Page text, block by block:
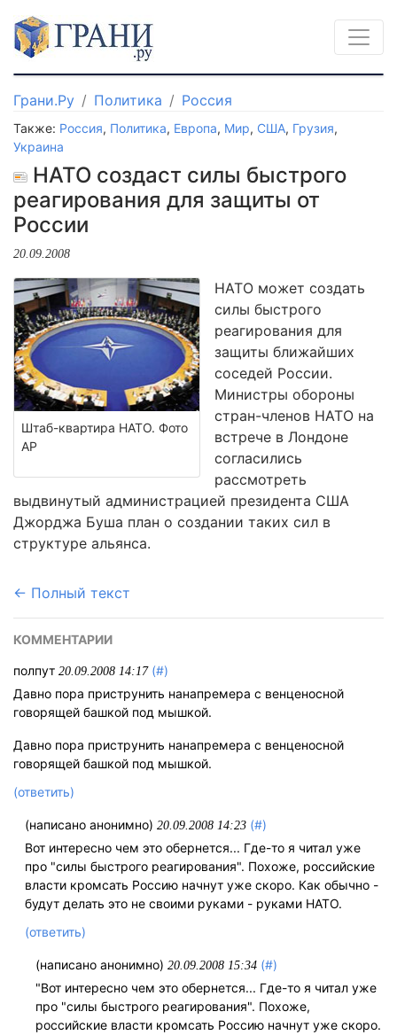
Грани.Ру Политика Россия
Также: Россия, Политика, Европа, Мир, США, Грузия,
Украина
НАТО создаст силы быстрого
реагирования для защиты от
России
20.09.2008
Штаб-квартира НАТО. Фото
АР
НАТО может создать
силы быстрого
реагирования для
защиты ближайших
соседей России.
Министры обороны
стран-членов НАТО на
встрече в Лондоне
согласились
рассмотреть
выдвинутый администрацией президента США
Джорджа Буша план о создании таких сил в
структуре альянса.
← Полный текст
КОММЕНТАРИИ
полпут 20.09.2008 14:17 (#)
Давно пора приструнить нанапремера с венценосной
говорящей башкой под мышкой.
Давно пора приструнить нанапремера с венценосной
говорящей башкой под мышкой.
(ответить)
(написано анонимно) 20.09.2008 14:23 (#)
Вот интересно чем это обернется... Где-то я читал уже
про "силы быстрого реагирования". Похоже, российские
власти кромсать Россию начнут уже скоро. Как обычно -
будут делать это не своими руками - руками НАТО.
(ответить)
(написано анонимно) 20.09.2008 15:34 (#)
"Вот интересно чем это обернется... Где-то я читал уже
про "силы быстрого реагирования". Похоже,
российские власти кромсать Россию начнут уже скоро.